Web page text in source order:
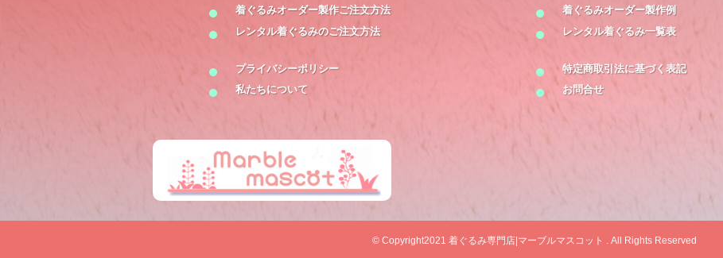
着ぐるみオーダー製作ご注文方法
着ぐるみオーダー製作例
レンタル着ぐるみのご注文方法 レンタル着ぐるみ一覧表
プライバシーポリシー
特定商取引法に基づく表記
私たちについて
お問合せ
© Copyright2021 着ぐるみ専門店|マーブルマスコット . All Rights Reserved